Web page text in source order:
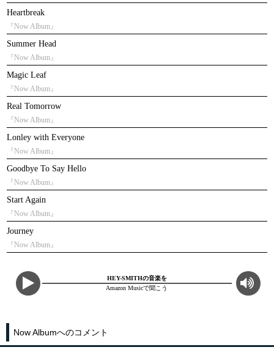
Heartbreak
『Now Album』
Summer Head
『Now Album』
Magic Leaf
『Now Album』
Real Tomorrow
『Now Album』
Lonley with Everyone
『Now Album』
Goodbye To Say Hello
『Now Album』
Start Again
『Now Album』
Journey
『Now Album』
HEY-SMITHの音楽を
Amazon Musicで聞こう
Now Albumへのコメント